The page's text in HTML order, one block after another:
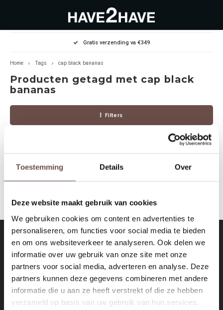
Toestemming Details Over
Deze website maakt gebruik van cookies
We gebruiken cookies om content en advertenties te
personaliseren, om functies voor social media te bieden
en om ons websiteverkeer te analyseren. Ook delen we
informatie over uw gebruik van onze site met onze
partners voor social media, adverteren en analyse. Deze
partners kunnen deze gegevens combineren met andere
informatie die u aan ze heeft verstrekt of die ze hebben
verzameld op basis van uw gebruik van hun services.
Hoofdmenu / dames
Jassen Diverse
Winterjassen
T-shirts
Accessoires
Rokken
Tassen
Tops
Jumpsuites
Hoofdmenu / heren
Hoodies
Sweaters
Joggers
Pullovers
Schoenen
Accessoires
Underwear
Jassen
Hoofdmenu / outlet deals
Diverse
Heren
Gratis verzending va €349
Home Tags cap black bananas
Producten getagd met cap black
bananas
Filters
Geen producten gevonden!...
Nieuwsbrief
Ontvang de laatste updates, nieuws en aanbiedingen via email
Volg ons